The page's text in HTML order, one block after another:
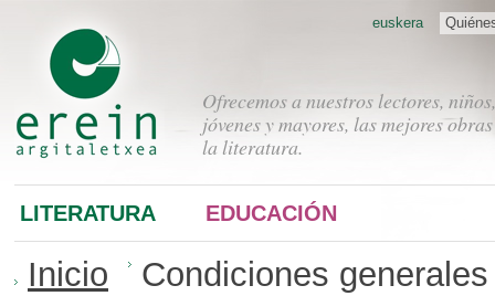
Ofrecemos a nuestros lectores, niños,
jóvenes y mayores, las mejores
la literatura.
euskera
LITERATURA EDUCACIÓN
Inicio Condiciones